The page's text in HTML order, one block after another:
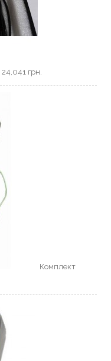
24,041 грн.
Комплект